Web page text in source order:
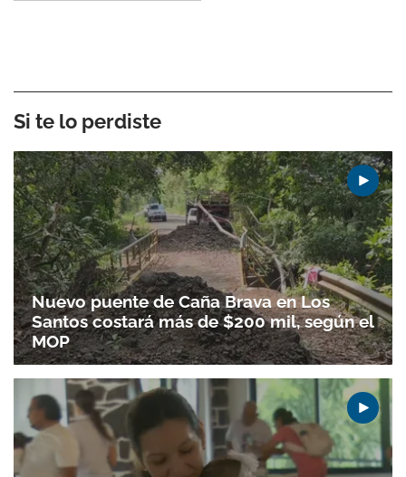
Si te lo perdiste
Nuevo puente de Caña Brava en Los
Santos costará más de $200 mil, según el
MOP